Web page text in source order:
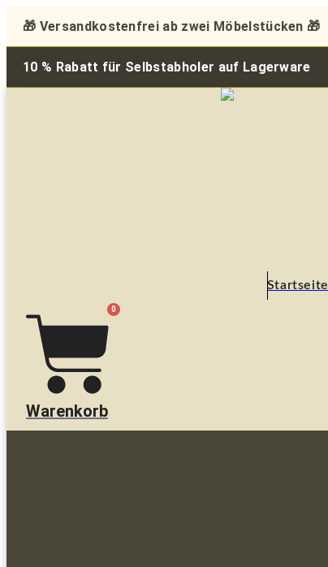
Inhalt🎁 Versandkostenfrei ab zwei Möbelstücken 🎁
10 % Rabatt für Selbstabholer auf Lagerware
Startseite
0
Warenkorb